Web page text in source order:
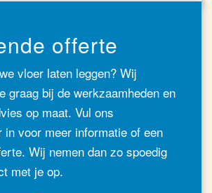
offerte
vloer laten leggen? Wij
graag bij de werkzaamheden en
op maat. Vul ons
in voor meer informatie of een
Wij nemen dan zo spoedig
met je op.